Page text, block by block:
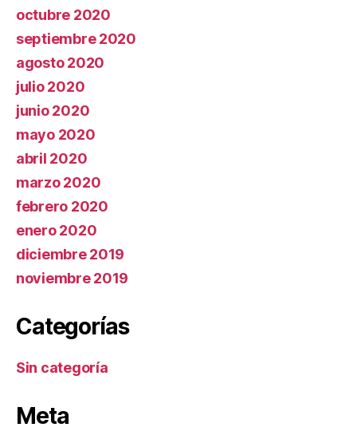
octubre 2020
septiembre 2020
agosto 2020
julio 2020
junio 2020
mayo 2020
abril 2020
marzo 2020
febrero 2020
enero 2020
diciembre 2019
noviembre 2019
Categorías
Sin categoría
Meta